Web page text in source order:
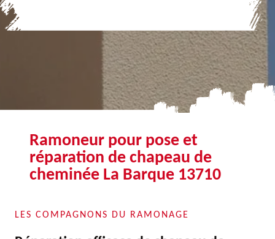
Ramoneur pour pose et
réparation de chapeau de
cheminée La Barque 13710
LES COMPAGNONS DU RAMONAGE